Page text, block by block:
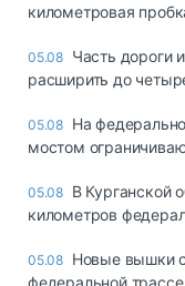
километровая
05.08 Часть дороги
расширить до
05.08 На
мостом
05.08 В Курганской
километров
05.08 Новые вышки
федеральной